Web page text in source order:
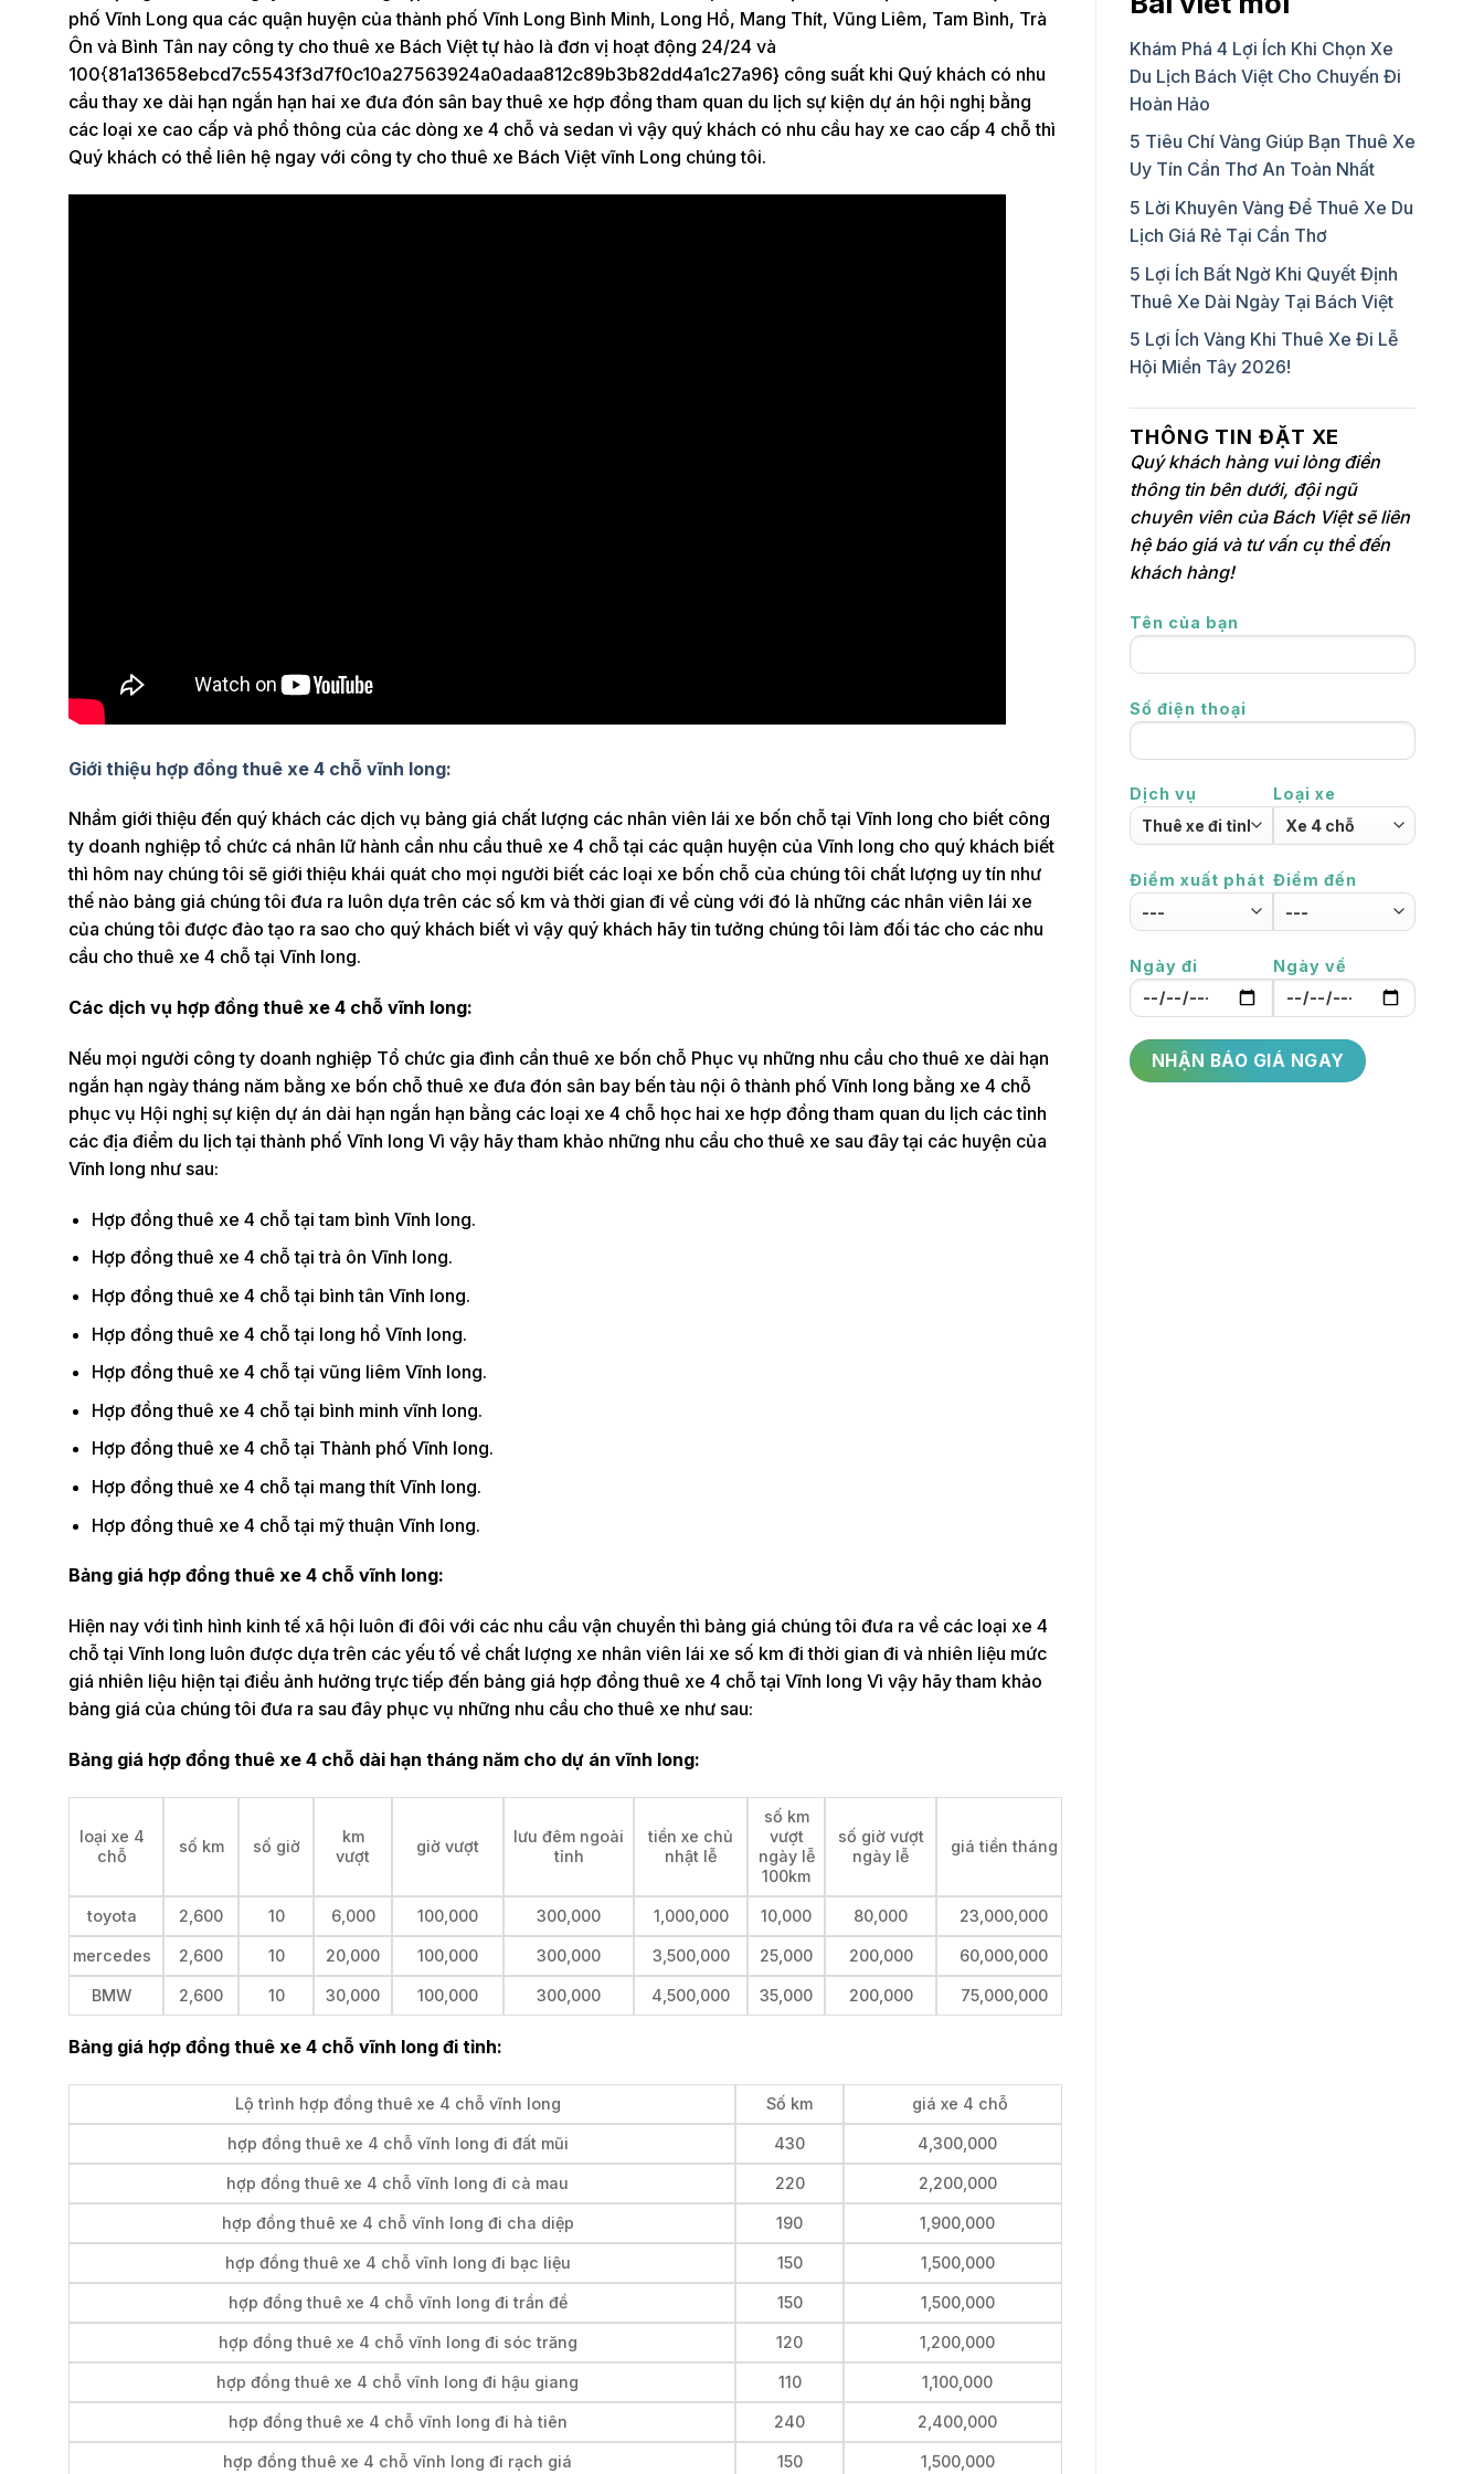
phố Vĩnh Long qua các quận huyện của thành phố Vĩnh Long Bình Minh, Long Hồ, Mang Thít, Vũng Liêm, Tam Bình, Trà
Ôn và Bình Tân nay công ty cho thuê xe Bách Việt tự hào là đơn vị hoạt động 24/24 và
100{81a13658ebcd7c5543f3d7f0c10a27563924a0adaa812c89b3b82dd4a1c27a96} công suất khi Quý khách có nhu
cầu thay xe dài hạn ngắn hạn hai xe đưa đón sân bay thuê xe hợp đồng tham quan du lịch sự kiện dự án hội nghị bằng
các loại xe cao cấp và phổ thông của các dòng xe 4 chỗ và sedan vì vậy quý khách có nhu cầu hay xe cao cấp 4 chỗ thì
Quý khách có thể liên hệ ngay với công ty cho thuê xe Bách Việt vĩnh Long chúng tôi.
Giới thiệu hợp đồng thuê xe 4 chỗ vĩnh long:
Nhầm giới thiệu đến quý khách các dịch vụ bảng giá chất lượng các nhân viên lái xe bốn chỗ tại Vĩnh long cho biết công
ty doanh nghiệp tổ chức cá nhân lữ hành cần nhu cầu thuê xe 4 chỗ tại các quận huyện của Vĩnh long cho quý khách biết
thì hôm nay chúng tôi sẽ giới thiệu khái quát cho mọi người biết các loại xe bốn chỗ của chúng tôi chất lượng uy tín như
thế nào bảng giá chúng tôi đưa ra luôn dựa trên các số km và thời gian đi về cùng với đó là những các nhân viên lái xe
của chúng tôi được đào tạo ra sao cho quý khách biết vì vậy quý khách hãy tin tưởng chúng tôi làm đối tác cho các nhu
cầu cho thuê xe 4 chỗ tại Vĩnh long.
Các dịch vụ hợp đồng thuê xe 4 chỗ vĩnh long:
Nếu mọi người công ty doanh nghiệp Tổ chức gia đình cần thuê xe bốn chỗ Phục vụ những nhu cầu cho thuê xe dài hạn
ngắn hạn ngày tháng năm bằng xe bốn chỗ thuê xe đưa đón sân bay bến tàu nội ô thành phố Vĩnh long bằng xe 4 chỗ
phục vụ Hội nghị sự kiện dự án dài hạn ngắn hạn bằng các loại xe 4 chỗ học hai xe hợp đồng tham quan du lịch các tỉnh
các địa điểm du lịch tại thành phố Vĩnh long Vì vậy hãy tham khảo những nhu cầu cho thuê xe sau đây tại các huyện của
Vĩnh long như sau:
Hợp đồng thuê xe 4 chỗ tại tam bình Vĩnh long.
Hợp đồng thuê xe 4 chỗ tại trà ôn Vĩnh long.
Hợp đồng thuê xe 4 chỗ tại bình tân Vĩnh long.
Hợp đồng thuê xe 4 chỗ tại long hồ Vĩnh long.
Hợp đồng thuê xe 4 chỗ tại vũng liêm Vĩnh long.
Hợp đồng thuê xe 4 chỗ tại bình minh vĩnh long.
Hợp đồng thuê xe 4 chỗ tại Thành phố Vĩnh long.
Hợp đồng thuê xe 4 chỗ tại mang thít Vĩnh long.
Hợp đồng thuê xe 4 chỗ tại mỹ thuận Vĩnh long.
Bảng giá hợp đồng thuê xe 4 chỗ vĩnh long:
Hiện nay với tình hình kinh tế xã hội luôn đi đôi với các nhu cầu vận chuyển thì bảng giá chúng tôi đưa ra về các loại xe 4
chỗ tại Vĩnh long luôn được dựa trên các yếu tố về chất lượng xe nhân viên lái xe số km đi thời gian đi và nhiên liệu mức
giá nhiên liệu hiện tại điều ảnh hưởng trực tiếp đến bảng giá hợp đồng thuê xe 4 chỗ tại Vĩnh long Vì vậy hãy tham khảo
bảng giá của chúng tôi đưa ra sau đây phục vụ những nhu cầu cho thuê xe như sau:
Bảng giá hợp đồng thuê xe 4 chỗ dài hạn tháng năm cho dự án vĩnh long:
loại xe 4
chỗ
số km số giờ
km
vượt
giờ vượt
lưu đêm ngoài
tỉnh
tiền xe chủ
nhật lễ
số km
vượt
ngày lễ
100km
số giờ vượt
ngày lễ
giá tiền tháng
toyota 2,600 10 6,000 100,000 300,000 1,000,000 10,000 80,000 23,000,000
mercedes 2,600 10 20,000 100,000 300,000 3,500,000 25,000 200,000 60,000,000
BMW 2,600 10 30,000 100,000 300,000 4,500,000 35,000 200,000 75,000,000
Bảng giá hợp đồng thuê xe 4 chỗ vĩnh long đi tỉnh:
Lộ trình hợp đồng thuê xe 4 chỗ vĩnh long Số km giá xe 4 chỗ
hợp đồng thuê xe 4 chỗ vĩnh long đi đất mũi 430 4,300,000
hợp đồng thuê xe 4 chỗ vĩnh long đi cà mau 220 2,200,000
hợp đồng thuê xe 4 chỗ vĩnh long đi cha diệp 190 1,900,000
hợp đồng thuê xe 4 chỗ vĩnh long đi bạc liệu 150 1,500,000
hợp đồng thuê xe 4 chỗ vĩnh long đi trần đề 150 1,500,000
hợp đồng thuê xe 4 chỗ vĩnh long đi sóc trăng 120 1,200,000
hợp đồng thuê xe 4 chỗ vĩnh long đi hậu giang 110 1,100,000
hợp đồng thuê xe 4 chỗ vĩnh long đi hà tiên 240 2,400,000
hợp đồng thuê xe 4 chỗ vĩnh long đi rạch giá 150 1,500,000
Khám Phá 4 Lợi Ích Khi Chọn Xe
Du Lịch Bách Việt Cho Chuyến Đi
Hoàn Hảo
5 Tiêu Chí Vàng Giúp Bạn Thuê Xe
Uy Tín Cần Thơ An Toàn Nhất
5 Lời Khuyên Vàng Để Thuê Xe Du
Lịch Giá Rẻ Tại Cần Thơ
5 Lợi Ích Bất Ngờ Khi Quyết Định
Thuê Xe Dài Ngày Tại Bách Việt
5 Lợi Ích Vàng Khi Thuê Xe Đi Lễ
Hội Miền Tây 2026!
THÔNG TIN ĐẶT XE
Quý khách hàng vui lòng điền
thông tin bên dưới, đội ngũ
chuyên viên của Bách Việt sẽ liên
hệ báo giá và tư vấn cụ thể đến
khách hàng!
Tên của bạn
Số điện thoại
Dịch vụ Loại xe
Điểm xuất phát Điểm đến
Ngày đi Ngày về